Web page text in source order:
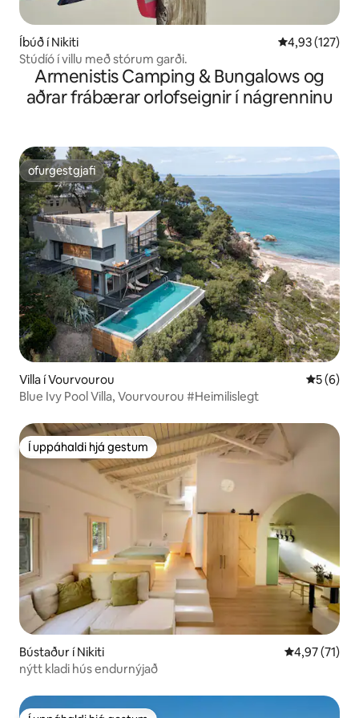
Íbúð í Nikiti 4,93 af 5 í
4,93 (127)
Stúdíó í villu með stórum garði.
Armenistis Camping & Bungalows og
aðrar frábærar orlofseignir í nágrenninu
ofurgestgjafi
ofurgestgjafi
Villa í Vourvourou 5 af 5 í
5 (6)
Blue Ivy Pool Villa, Vourvourou #Heimilislegt
Í uppáhaldi hjá gestum
Í uppáhaldi hjá gestum
Bústaður í Nikiti 4,97 af 5 í
4,97 (71)
nýtt kladi hús endurnýjað